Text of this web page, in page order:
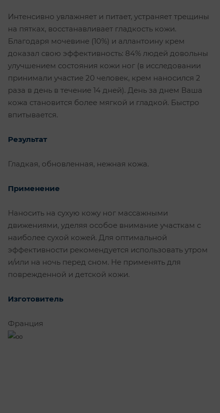
Интенсивно увлажняет и питает, устраняет трещины
на пятках, восстанавливает гладкость кожи.
Благодаря мочевине (10%) и аллантоину крем
доказал свою эффективность: 84% людей довольны
улучшением состояния кожи ног (в исследовании
принимали участие 20 человек, крем наносился 2
раза в день в течение 14 дней). День за днем Ваша
кожа становится более мягкой и гладкой. Быстро
впитывается.
Результат
Гладкая, обновленная, нежная кожа.
Применение
Наносить на сухую кожу ног массажными
движениями, уделяя особое внимание участкам с
наиболее сухой кожей. Для оптимальной
эффективности рекомендуется использовать утром
и/или на ночь перед сном. Не применять для
поврежденной и детской кожи.
Изготовитель
Франция